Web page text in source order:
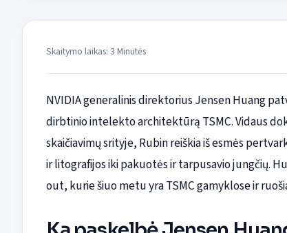
Skaitymo laikas: 3 Minutės
NVIDIA generalinis direktorius Jensen Huang
dirbtinio intelekto architektūrą TSMC. Vidaus
skaičiavimų srityje, Rubin reiškia iš esmės
ir litografijos iki pakuotės ir tarpusavio jungčių.
out, kurie šiuo metu yra TSMC gamyklose ir